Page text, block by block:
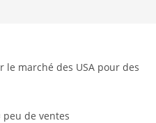
le marché des USA pour des
de ventes